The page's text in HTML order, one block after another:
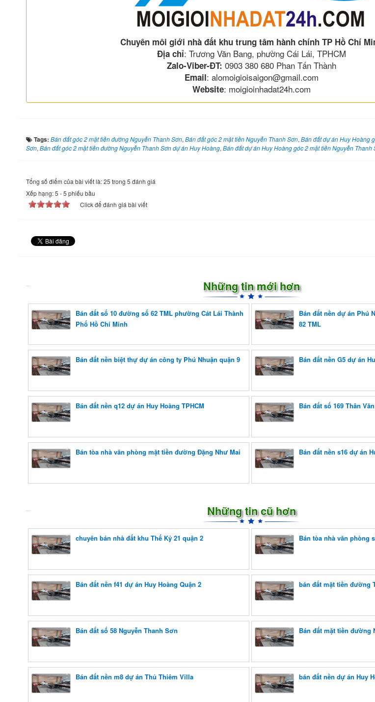
Chuyên môi giới nhà đất khu trung tâm hành chính TP Hồ Chí
Địa chỉ: Trương Văn Bang, phường Cái Lái, TPHCM
Zalo-Viber-ĐT: 0903 380 680 Phan Tấn Thành
Email: alomoigioisaigon@gmail.com
Website: moigioinhadat24h.com
Tags: Bán đất góc 2 mặt tiền đường Nguyễn Thanh Sơn, Bán đất góc 2 mặt tiền Nguyễn Thanh Sơn, Bán đất dự án Huy Hoàng
Sơn, Bán đất góc 2 mặt tiền đường Nguyễn Thanh Sơn dự án Huy Hoàng, Bán đất dự án Huy Hoàng góc 2 mặt tiền Nguyễn Thanh
Tổng số điểm của bài viết là: 25 trong 5 đánh giá
Xếp hạng:5 -5 phiếu bầu
Click để đánh giá bài viết
Những tin mới hơn
Bán đất số 10 đường số 62 TML phường Cát Lái Thành
Phố Hồ Chí Minh
Bán đất nền dự án Phú
82 TML
Bán đất nền biệt thự dự án công ty Phú Nhuận quận 9 Bán đất nền G5 dự án
Bán đất nền q12 dự án Huy Hoàng TPHCM Bán đất số 169 Thân
Bán tòa nhà văn phòng mặt tiền đường Đặng Như Mai Bán đất nền s16 dự án
Những tin cũ hơn
chuyên bán nhà đất khu Thế Kỷ 21 quận 2 Bán tòa nhà văn phòng
Bán đất nền f41 dự án Huy Hoàng Quận 2 bán đất mặt tiền đường
Bán đất số 58 Nguyễn Thanh Sơn Bán đất mặt tiền đường
Bán đất nền m8 dự án Thủ Thiêm Villa bán đất nền dự án Huy